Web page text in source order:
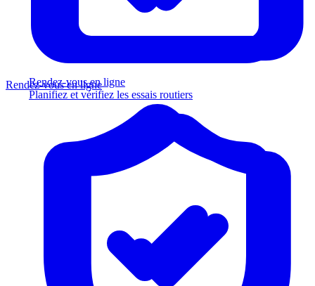
Rendez-vous en ligne
Planifiez et vérifiez les essais routiers
Rendez-vous en ligne